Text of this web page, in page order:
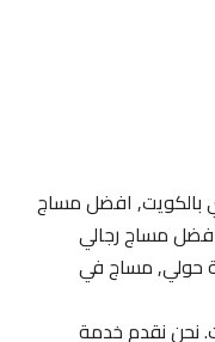
افضل مساج
مساج رجالي
للرجال 24 ساعة حولي, مساج في
نقدم خدمة